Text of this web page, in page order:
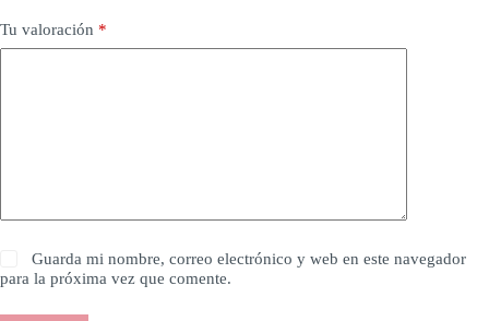
Tu valoración *
Guarda mi nombre, correo electrónico y web en este navegador
para la próxima vez que comente.